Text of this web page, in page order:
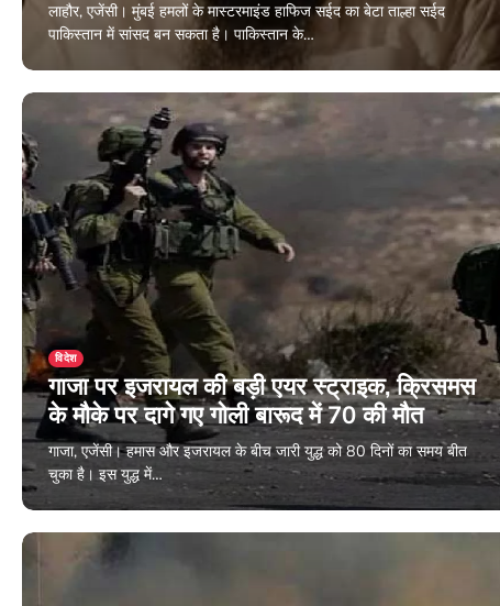
लाहौर, एजेंसी। मुंबई हमलों के मास्टरमाइंड हाफिज सईद का बेटा ताल्हा सईद
पाकिस्तान में सांसद बन सकता है। पाकिस्तान के…
December 26, 2023
विदेश
गाजा पर इजरायल की बड़ी एयर स्ट्राइक, क्रिसमस
के मौके पर दागे गए गोली बारूद में 70 की मौत
गाजा, एजेंसी। हमास और इजरायल के बीच जारी युद्ध को 80 दिनों का समय बीत
चुका है। इस युद्ध में…
December 25, 2023